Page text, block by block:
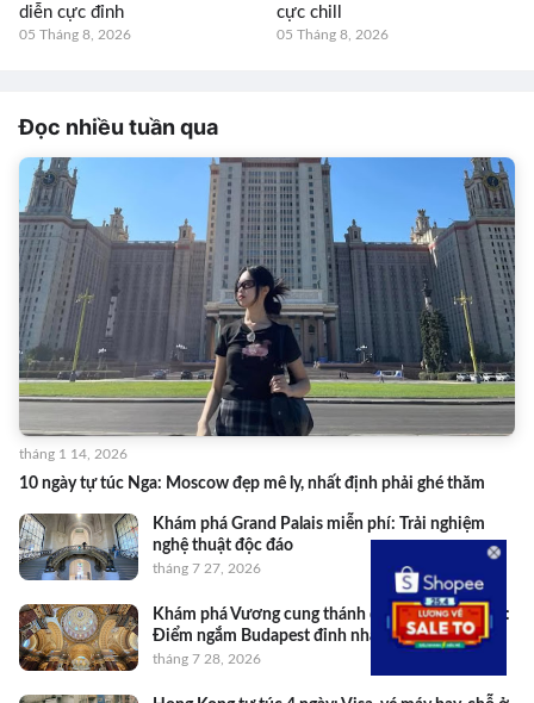
diễn cực đỉnh
05 Tháng 8, 2026
cực chill
05 Tháng 8, 2026
Đọc nhiều tuần qua
10 ngày tự túc Nga: Moscow đẹp mê ly, nhất định phải ghé thăm
tháng 1 14, 2026
Khám phá Grand Palais miễn phí: Trải nghiệm
nghệ thuật độc đáo
tháng 7 27, 2026
Khám phá Vương cung thánh đường St. Stephen:
Điểm ngắm Budapest đỉnh nhất
tháng 7 28, 2026